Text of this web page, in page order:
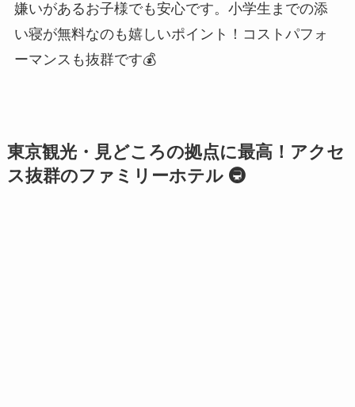
嫌いがあるお子様でも安心です。小学生までの添
い寝が無料なのも嬉しいポイント！コストパフォ
ーマンスも抜群です💰
東京観光・見どころの拠点に最高！アクセ
ス抜群のファミリーホテル 🚇